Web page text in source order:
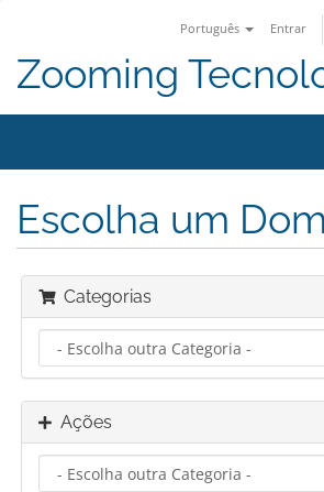
Português Entrar
Zooming
Escolha um
Categorias
Ações